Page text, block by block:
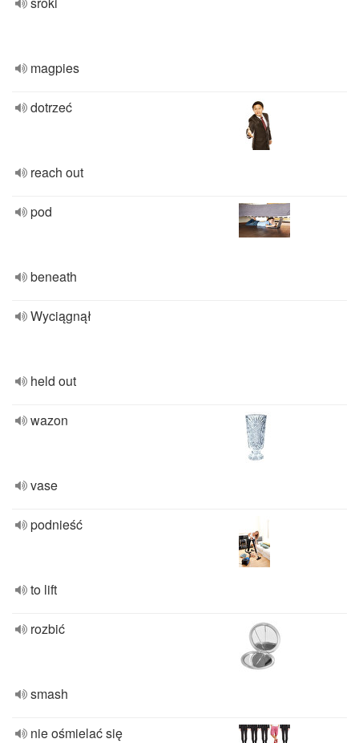
magpies
dotrzeć
reach out
pod
beneath
Wyciągnął
held out
wazon
vase
podnieść
to lift
rozbić
smash
nie ośmielać się